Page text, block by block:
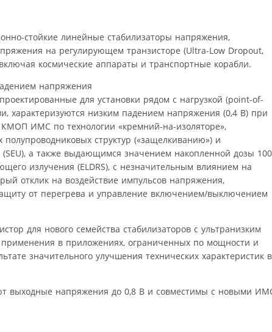
стойкие линейные стабилизаторы напряжения,
на регулирующем транзисторе (Ultra-Low Dropout,
космические аппараты и транспортные корабли.
для установки рядом с нагрузкой (point-of-
характеризуются низким падением напряжения (0,4 В) при
ИМС по технологии «кремний-на-изоляторе»,
структур («защелкиванию») и
(SEU), а также выдающимся значением накопленной дозы 100
излучения (ELDRS), с незначительным влиянием на
отклик на воздействие импульсов напряжения,
от перегрева и управление включением/выключением
для нового семейства стабилизаторов с ультранизким
в приложениях, ограниченных по мощности и
значительного улучшения технических характеристик в
выходные напряжения до 0,8 В и совместимы с новыми